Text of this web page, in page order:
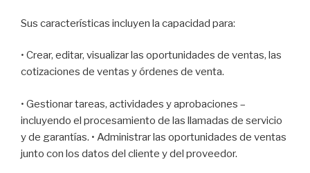
Sus características incluyen la capacidad para:
• Crear, editar, visualizar las oportunidades de ventas, las
cotizaciones de ventas y órdenes de venta.
• Gestionar tareas, actividades y aprobaciones –
incluyendo el procesamiento de las llamadas de servicio
y de garantías. • Administrar las oportunidades de ventas
junto con los datos del cliente y del proveedor.